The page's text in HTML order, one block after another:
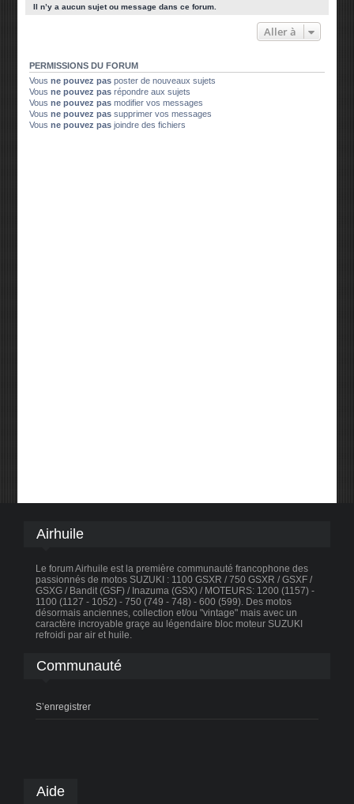
Il n’y a aucun sujet ou message dans ce forum.
Aller à
PERMISSIONS DU FORUM
Vousne pouvez pas poster de nouveaux sujets
Vousne pouvez pas répondre aux sujets
Vousne pouvez pas modifier vos messages
Vousne pouvez pas supprimer vos messages
Vousne pouvez pas joindre des fichiers
Airhuile
Le forum Airhuile est la première communauté francophone des
passionnés de motos SUZUKI : 1100 GSXR / 750 GSXR / GSXF /
GSXG / Bandit (GSF) / Inazuma (GSX) / MOTEURS: 1200 (1157) -
1100 (1127 - 1052) - 750 (749 - 748) - 600 (599). Des motos
désormais anciennes, collection et/ou "vintage" mais avec un
caractère incroyable graçe au légendaire bloc moteur SUZUKI
refroidi par air et huile.
Communauté
S’enregistrer
Aide